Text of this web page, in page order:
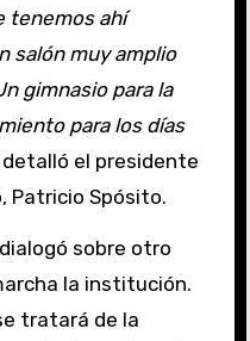
tenemos ahí
salón muy amplio
gimnasio para la
para los días
detalló el presidente
Patricio Spósito.
sobre otro
la institución.
tratará de la